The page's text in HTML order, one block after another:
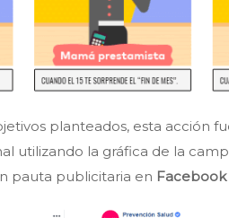
planteados, esta acción
utilizando la gráfica de la
pauta publicitaria en